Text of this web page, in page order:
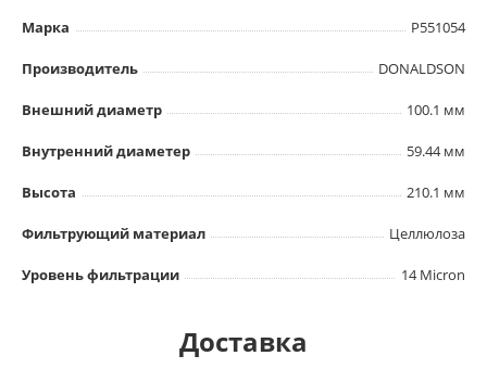
Марка P551054
Производитель DONALDSON
Внешний диаметр 100.1 мм
Внутренний диаметер 59.44 мм
Высота 210.1 мм
Фильтрующий материал Целлюлоза
Уровень фильтрации 14 Micron
Доставка